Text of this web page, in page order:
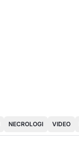
NECROLOGI VIDEO